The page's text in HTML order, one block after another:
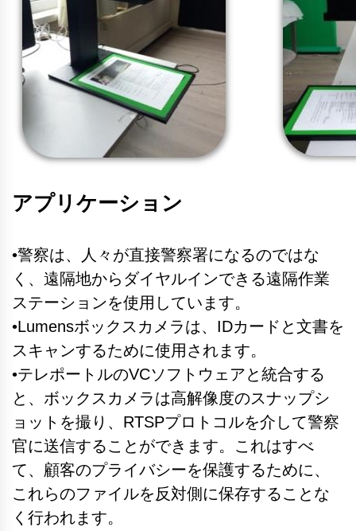
アプリケーション
•警察は、人々が直接警察署になるのではな
く、遠隔地からダイヤルインできる遠隔作業
ステーションを使用しています。
•Lumensボックスカメラは、IDカードと文書を
スキャンするために使用されます。
•テレポートルのVCソフトウェアと統合する
と、ボックスカメラは高解像度のスナップシ
ョットを撮り、RTSPプロトコルを介して警察
官に送信することができます。これはすべ
て、顧客のプライバシーを保護するために、
これらのファイルを反対側に保存することな
く行われます。